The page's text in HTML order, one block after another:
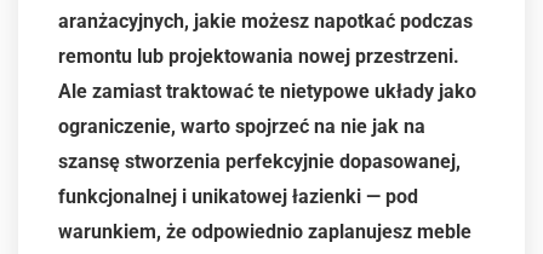
aranżacyjnych, jakie możesz napotkać podczas
remontu lub projektowania nowej przestrzeni.
Ale zamiast traktować te nietypowe układy jako
ograniczenie, warto spojrzeć na nie jak na
szansę stworzenia perfekcyjnie dopasowanej,
funkcjonalnej i unikatowej łazienki — pod
warunkiem, że odpowiednio zaplanujesz meble